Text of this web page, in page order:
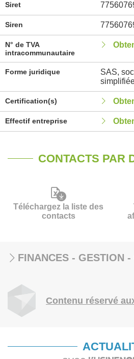
Siret
Siren
N° de TVA
intracommunautaire
Forme juridique
SAS,
Certification(s)
Effectif entreprise
CONTACTS PAR
Téléchargez la liste des
contacts
FINANCES - GESTION -
Contenu réservé